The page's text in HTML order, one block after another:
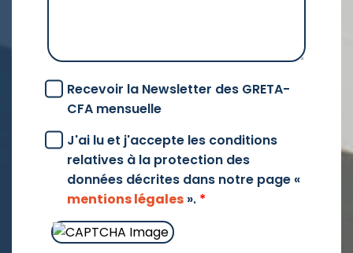
Recevoir la Newsletter des GRETA-
CFA mensuelle
J'ai lu et j'accepte les conditions
relatives à la protection des
données décrites dans notre page «
mentions légales ». *